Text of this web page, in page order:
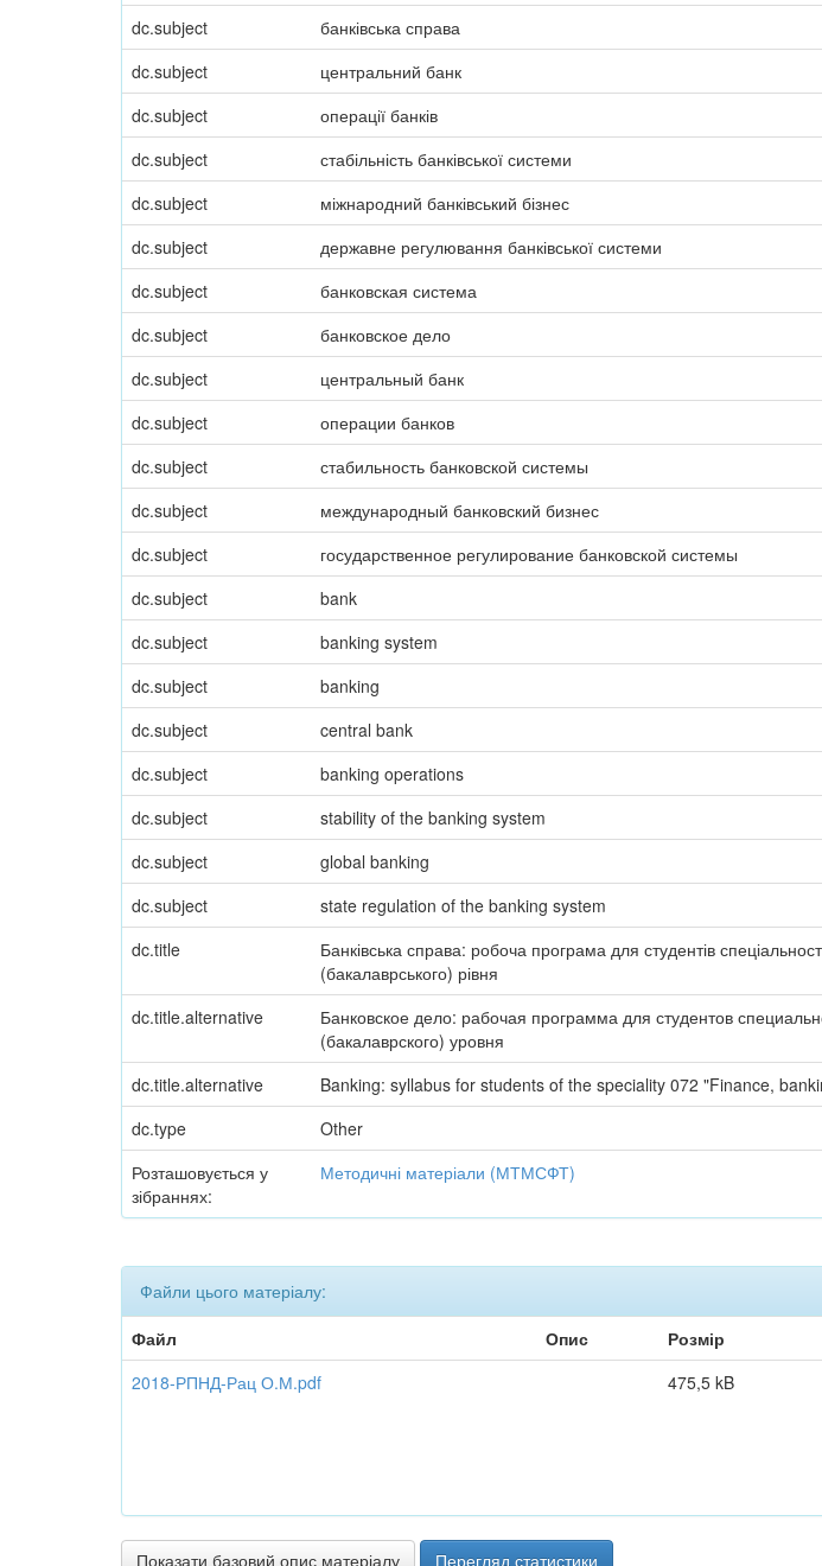
dc.subject
банківська справа
dc.subject
центральний банк
dc.subject
операції банків
dc.subject
стабільність банківської системи
dc.subject
міжнародний банківський бізнес
dc.subject
державне регулювання банківської системи
dc.subject
банковская система
dc.subject
банковское дело
dc.subject
центральный банк
dc.subject
операции банков
dc.subject
стабильность банковской системы
dc.subject
международный банковский бизнес
dc.subject
государственное регулирование банковской системы
dc.subject
bank
dc.subject
banking system
dc.subject
banking
dc.subject
central bank
dc.subject
banking operations
dc.subject
stability of the banking system
dc.subject
global banking
dc.subject
state regulation of the banking system
dc.title
Банківська справа: робоча програма для студентів
(бакалаврського) рівня
dc.title.alternative
Банковское дело: рабочая программа для студентов
(бакалаврского) уровня
dc.title.alternative Banking: syllabus for students of the speciality 072 "Finance,
dc.type
Other
Розташовується у
зібраннях:
Методичні матеріали (МТМСФТ)
Файли цього матеріалу:
Файл
Опис Розмір
2018-РПНД-Рац О.М.pdf
475,5 kB
Показати базовий опис матеріалу Перегляд статистики